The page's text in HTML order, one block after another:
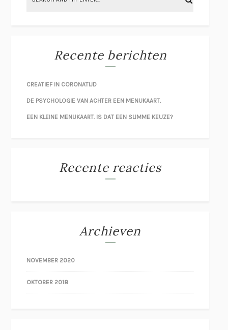
Recente berichten
CREATIEF IN CORONATIJD
DE PSYCHOLOGIE VAN ACHTER EEN MENUKAART.
EEN KLEINE MENUKAART. IS DAT EEN SLIMME KEUZE?
Recente reacties
Archieven
NOVEMBER 2020
OKTOBER 2018